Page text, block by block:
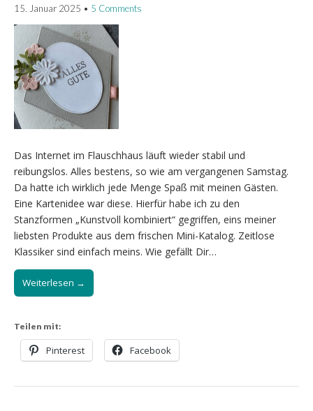
15. Januar 2025 • 5 Comments
Das Internet im Flauschhaus läuft wieder stabil und
reibungslos. Alles bestens, so wie am vergangenen Samstag.
Da hatte ich wirklich jede Menge Spaß mit meinen Gästen.
Eine Kartenidee war diese. Hierfür habe ich zu den
Stanzformen „Kunstvoll kombiniert“ gegriffen, eins meiner
liebsten Produkte aus dem frischen Mini-Katalog. Zeitlose
Klassiker sind einfach meins. Wie gefällt Dir…
Weiterlesen →
Teilen mit:
Pinterest Facebook